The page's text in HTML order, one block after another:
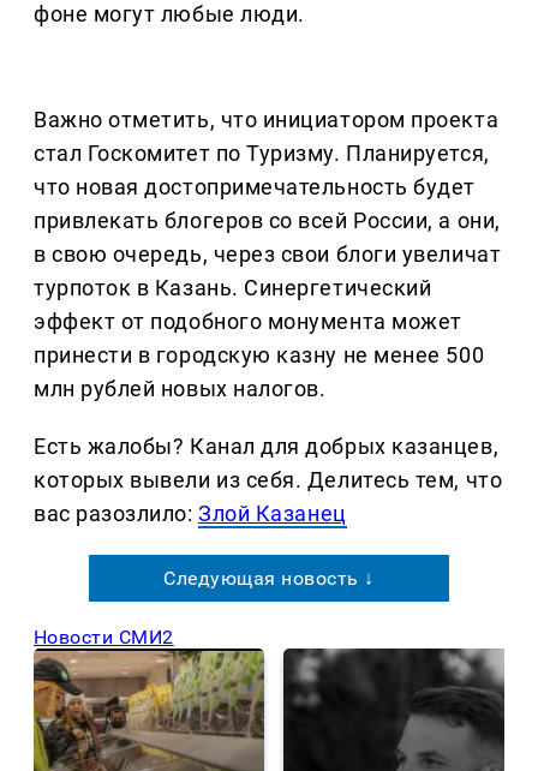
фоне могут любые люди.
Важно отметить, что инициатором проекта
стал Госкомитет по Туризму. Планируется,
что новая достопримечательность будет
привлекать блогеров со всей России, а они,
в свою очередь, через свои блоги увеличат
турпоток в Казань. Синергетический
эффект от подобного монумента может
принести в городскую казну не менее 500
млн рублей новых налогов.
Есть жалобы? Канал для добрых казанцев,
которых вывели из себя. Делитеcь тем, что
вас разозлило:Злой Казанец
Следующая новость ↓
Новости СМИ2